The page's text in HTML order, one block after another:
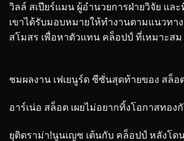
วิลล์ สเปียร์แมน ผู้อำนวยการฝ่ายวิจัย แล
เขาได้รับมอบหมายให้ทำงานตามแนวทา
สโมสร เพื่อหาตัวแทน คล็อปป์ ที่เหมาะสม
ชมผลงาน เฟเยนูร์ด ซีซั่นสุดท้ายของ สล็อ
อาร์เน่อ สล็อต เผยไม่อยากทิ้งโอกาสทอง
ยุติดราม่า!นูนเญซ เต้นกับ คล็อปป์ หลังโด